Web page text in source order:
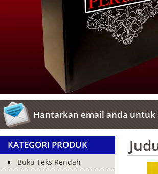
Hantarkan email anda
KATEGORI PRODUK
Buku Teks Rendah